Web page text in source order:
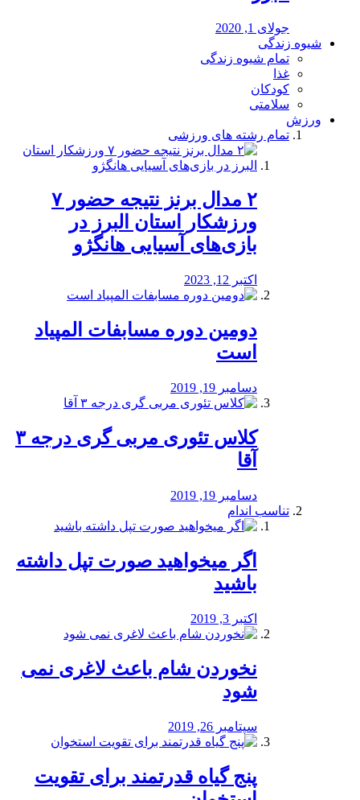
جولای 1, 2020
شیوه زندگی
تمام شیوه زندگی
غذا
کودکان
سلامتی
ورزش
تمام رشته های ورزشی
۲ مدال برنز نتیجه حضور ۷
ورزشکار استان البرز در
بازی‌های آسیایی هانگژو
اکتبر 12, 2023
دومین دوره مسابفات المپیاد
است
دسامبر 19, 2019
کلاس تئوری مربی گری درجه ۳
آقا
دسامبر 19, 2019
تناسب اندام
اگر میخواهید صورت تپل داشته
باشید
اکتبر 3, 2019
نخوردن شام باعث لاغری نمی
‌شود
سپتامبر 26, 2019
پنج گیاه قدرتمند برای تقویت